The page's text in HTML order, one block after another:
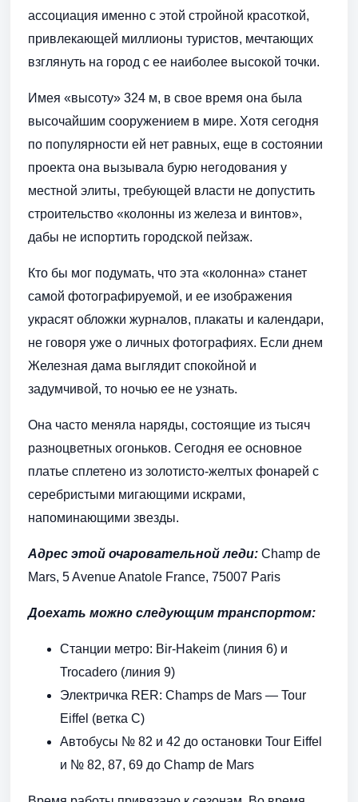
ассоциация именно с этой стройной красоткой,
привлекающей миллионы туристов, мечтающих
взглянуть на город с ее наиболее высокой точки.
Имея «высоту» 324 м, в свое время она была
высочайшим сооружением в мире. Хотя сегодня
по популярности ей нет равных, еще в состоянии
проекта она вызывала бурю негодования у
местной элиты, требующей власти не допустить
строительство «колонны из железа и винтов»,
дабы не испортить городской пейзаж.
Кто бы мог подумать, что эта «колонна» станет
самой фотографируемой, и ее изображения
украсят обложки журналов, плакаты и календари,
не говоря уже о личных фотографиях. Если днем
Железная дама выглядит спокойной и
задумчивой, то ночью ее не узнать.
Она часто меняла наряды, состоящие из тысяч
разноцветных огоньков. Сегодня ее основное
платье сплетено из золотисто-желтых фонарей с
серебристыми мигающими искрами,
напоминающими звезды.
Адрес этой очаровательной леди: Champ de
Mars, 5 Avenue Anatole France, 75007 Paris
Доехать можно следующим транспортом:
Станции метро: Bir-Hakeim (линия 6) и
Trocadero (линия 9)
Электричка RER: Champs de Mars — Tour
Eiffel (ветка С)
Автобусы № 82 и 42 до остановки Tour Eiffel
и № 82, 87, 69 до Champ de Mars